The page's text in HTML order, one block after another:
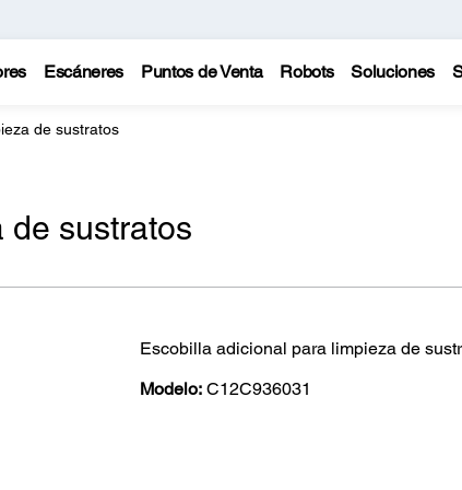
Escáneres Puntos de Venta Robots Soluciones
de sustratos
de sustratos
Escobilla adicional para limpieza de
Modelo: C12C936031